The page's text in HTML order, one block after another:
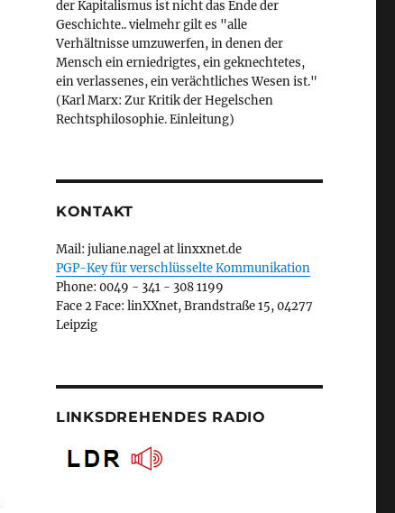
der Kapitalismus ist nicht das Ende der
Geschichte.. vielmehr gilt es "alle
Verhältnisse umzuwerfen, in denen der
Mensch ein erniedrigtes, ein geknechtetes,
ein verlassenes, ein verächtliches Wesen ist."
(Karl Marx: Zur Kritik der Hegelschen
Rechtsphilosophie. Einleitung)
KONTAKT
Mail: juliane.nagel at linxxnet.de
PGP-Key für verschlüsselte Kommunikation
Phone: 0049 - 341 - 308 1199
Face 2 Face: linXXnet, Brandstraße 15, 04277
Leipzig
LINKSDREHENDES RADIO